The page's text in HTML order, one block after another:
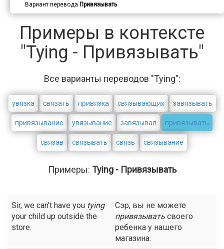
Вариант перевода Привязывать
Примеры в контексте
"Tying - Привязывать"
Все варианты переводов "Tying":
увязка связать привязка связывающих завязывать
привязывание увязывание завязывал привязывать
связав связывать связь связывание
Примеры: Tying - Привязывать
Sir, we can't have you tying
your child up outside the
store.
Сэр, вы не можете
привязывать своего
ребенка у нашего
магазина.